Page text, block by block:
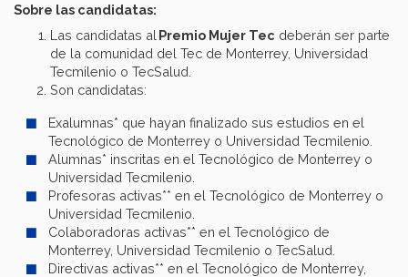
Sobre las candidatas:
Las candidatas al Premio Mujer Tec deberán ser parte
de la comunidad del Tec de Monterrey, Universidad
Tecmilenio o TecSalud.
Son candidatas:
Exalumnas* que hayan finalizado sus estudios en el
Tecnológico de Monterrey o Universidad Tecmilenio.
Alumnas* inscritas en el Tecnológico de Monterrey o
Universidad Tecmilenio.
Profesoras activas** en el Tecnológico de Monterrey o
Universidad Tecmilenio.
Colaboradoras activas** en el Tecnológico de
Monterrey, Universidad Tecmilenio o TecSalud.
Directivas activas** en el Tecnológico de Monterrey,